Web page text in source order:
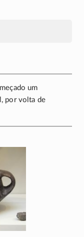
um
por volta de